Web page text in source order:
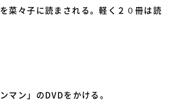
菜々子に読まされる。軽く２０冊は読
マン」のDVDをかける。